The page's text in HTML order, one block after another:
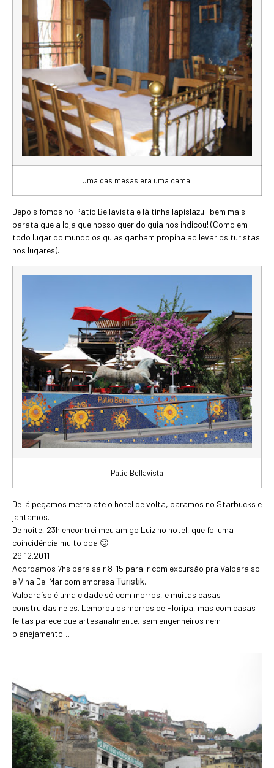
Uma das mesas era uma cama!
Depois fomos no Patio Bellavista e lá tinha lapislazuli bem mais
barata que a loja que nosso querido guia nos indicou! (Como em
todo lugar do mundo os guias ganham propina ao levar os turistas
nos lugares).
Patio Bellavista
De lá pegamos metro ate o hotel de volta, paramos no Starbucks e
jantamos.
De noite, 23h encontrei meu amigo Luiz no hotel, que foi uma
coincidência muito boa 🙂
29.12.2011
Acordamos 7hs para sair 8:15 para ir com excursão pra Valparaiso
e Vina Del Mar com empresa Turistik.
Valparaíso é uma cidade só com morros, e muitas casas
construídas neles. Lembrou os morros de Floripa, mas com casas
feitas parece que artesanalmente, sem engenheiros nem
planejamento…